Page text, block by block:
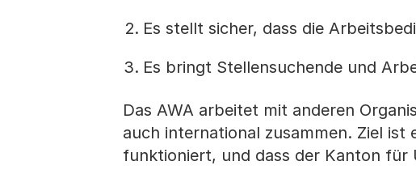
Es stellt sicher, dass die
Es bringt Stellensuchende und
Das AWA arbeitet mit anderen
auch international zusammen. Ziel
funktioniert, und dass der Kanton